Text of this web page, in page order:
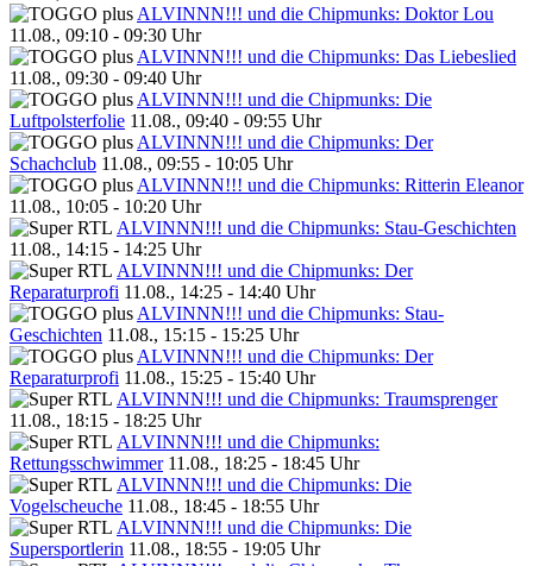
ALVINNN!!! und die Chipmunks: Doktor Lou
11.08., 09:10 - 09:30 Uhr
ALVINNN!!! und die Chipmunks: Das Liebeslied
11.08., 09:30 - 09:40 Uhr
ALVINNN!!! und die Chipmunks: Die
Luftpolsterfolie 11.08., 09:40 - 09:55 Uhr
ALVINNN!!! und die Chipmunks: Der
Schachclub 11.08., 09:55 - 10:05 Uhr
ALVINNN!!! und die Chipmunks: Ritterin Eleanor
11.08., 10:05 - 10:20 Uhr
ALVINNN!!! und die Chipmunks: Stau-Geschichten
11.08., 14:15 - 14:25 Uhr
ALVINNN!!! und die Chipmunks: Der
Reparaturprofi 11.08., 14:25 - 14:40 Uhr
ALVINNN!!! und die Chipmunks: Stau-
Geschichten 11.08., 15:15 - 15:25 Uhr
ALVINNN!!! und die Chipmunks: Der
Reparaturprofi 11.08., 15:25 - 15:40 Uhr
ALVINNN!!! und die Chipmunks: Traumsprenger
11.08., 18:15 - 18:25 Uhr
ALVINNN!!! und die Chipmunks:
Rettungsschwimmer 11.08., 18:25 - 18:45 Uhr
ALVINNN!!! und die Chipmunks: Die
Vogelscheuche 11.08., 18:45 - 18:55 Uhr
ALVINNN!!! und die Chipmunks: Die
Supersportlerin 11.08., 18:55 - 19:05 Uhr